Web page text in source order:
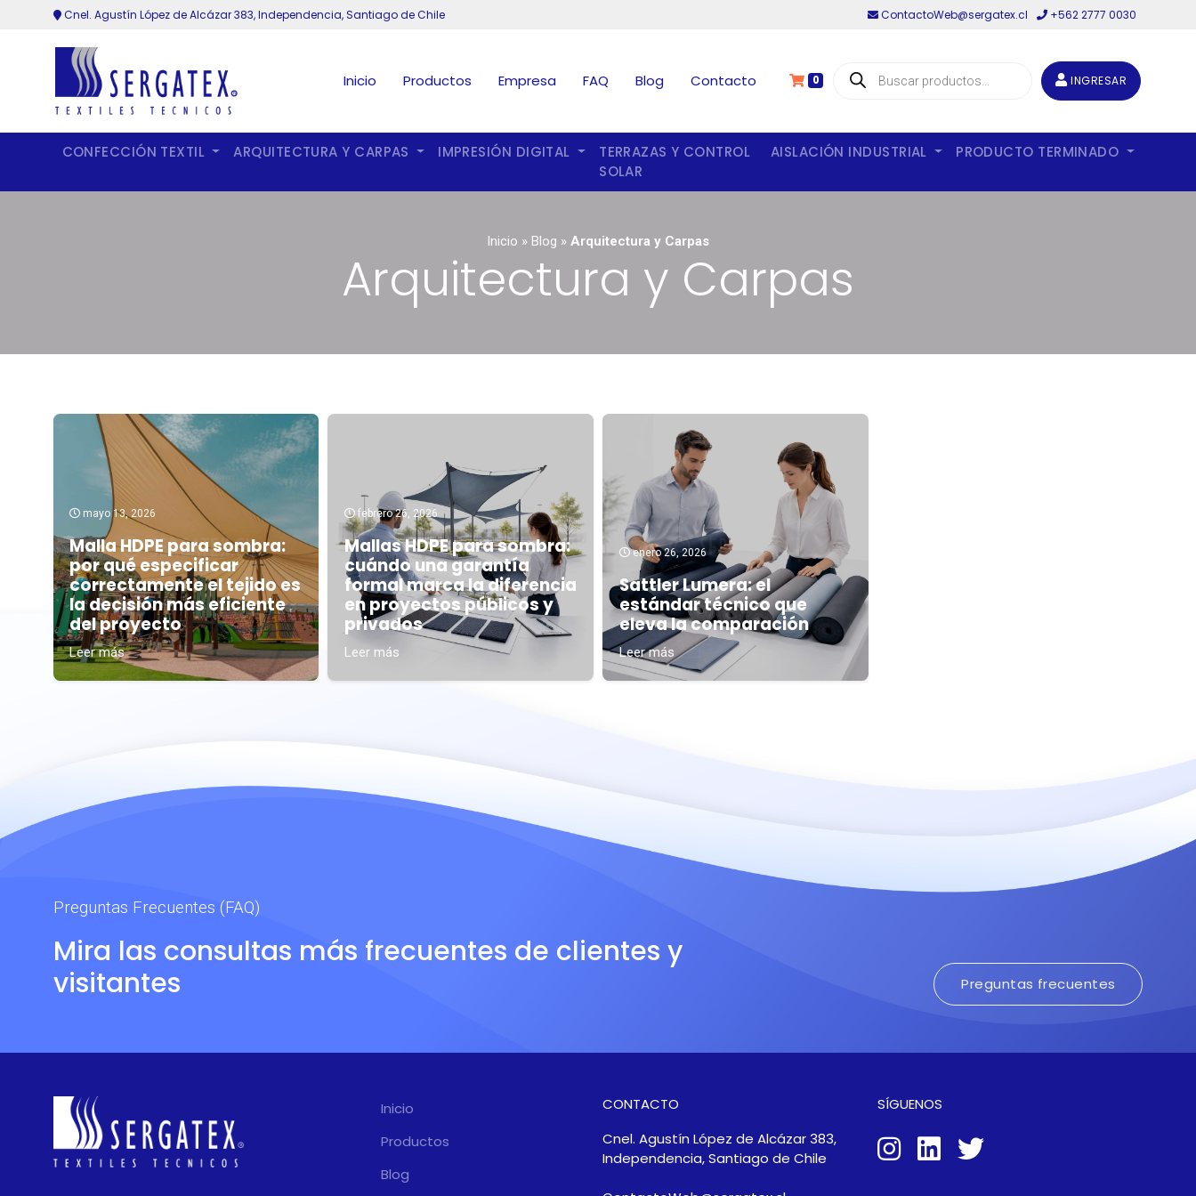
Cnel. Agustín López de Alcázar 383, Independencia, Santiago de Chile ContactoWeb@sergatex.cl +562 2777 0030
Inicio Productos Empresa FAQ Blog Contacto 0
Búsqueda
de INGRESAR
CONFECCIÓN TEXTIL ARQUITECTURA Y CARPAS IMPRESIÓN DIGITAL
TERRAZAS Y CONTROL
SOLAR
AISLACIÓN INDUSTRIAL PRODUCTO TERMINADO
Inicio » Blog » Arquitectura y Carpas
Arquitectura y Carpas
mayo 13, 2026
Malla HDPE para sombra:
por qué especificar
correctamente el tejido es
la decisión más eficiente
del proyecto
Leer más
febrero 26, 2026
Mallas HDPE para sombra:
cuándo una garantía
formal marca la diferencia
en proyectos públicos y
privados
Leer más
enero 26, 2026
Sattler Lumera: el
estándar técnico que
eleva la comparación
Leer más
Preguntas Frecuentes (FAQ)
Mira las consultas más frecuentes de clientes y
visitantes
Preguntas frecuentes
Inicio
Productos
Blog
CONTACTO
Cnel. Agustín López de Alcázar 383,
Independencia, Santiago de Chile
SÍGUENOS